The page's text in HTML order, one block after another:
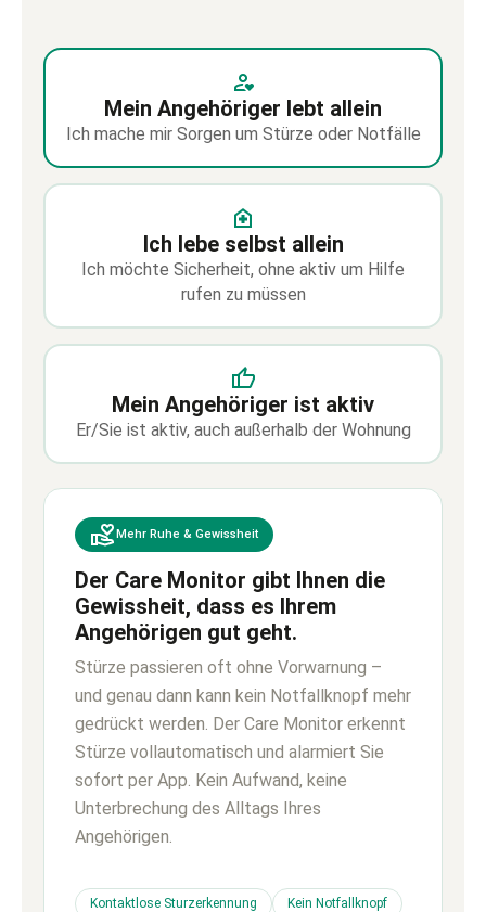
Mein Angehöriger lebt allein
Ich mache mir Sorgen um Stürze oder Notfälle
Ich lebe selbst allein
Ich möchte Sicherheit, ohne aktiv um Hilfe
rufen zu müssen
Mein Angehöriger ist aktiv
Er/Sie ist aktiv, auch außerhalb der Wohnung
Mehr Ruhe & Gewissheit
Der Care Monitor gibt Ihnen die
Gewissheit, dass es Ihrem
Angehörigen gut geht.
Stürze passieren oft ohne Vorwarnung –
und genau dann kann kein Notfallknopf mehr
gedrückt werden. Der Care Monitor erkennt
Stürze vollautomatisch und alarmiert Sie
sofort per App. Kein Aufwand, keine
Unterbrechung des Alltags Ihres
Angehörigen.
Kontaktlose Sturzerkennung Kein Notfallknopf